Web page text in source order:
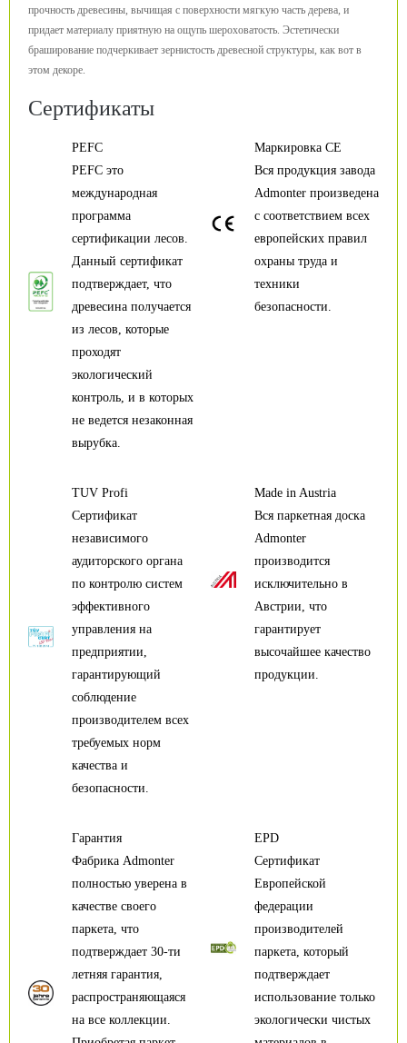
прочность древесины, вычищая с поверхности мягкую часть дерева, и
придает материалу приятную на ощупь шероховатость. Эстетически
браширование подчеркивает зернистость древесной структуры, как вот в
этом декоре.
Сертификаты
Маркировка CE
Вся продукция завода
Admonter произведена
с соответствием всех
европейских правил
охраны труда и
техники
безопасности.
PEFC
PEFC это
международная
программа
сертификации лесов.
Данный сертификат
подтверждает, что
древесина получается
из лесов, которые
проходят
экологический
контроль, и в которых
не ведется незаконная
вырубка.
TUV Profi
Сертификат
независимого
аудиторского органа
по контролю систем
эффективного
управления на
предприятии,
гарантирующий
соблюдение
производителем всех
требуемых норм
качества и
безопасности.
Made in Austria
Вся паркетная доска
Admonter
производится
исключительно в
Австрии, что
гарантирует
высочайшее качество
продукции.
EPD
Сертификат
Европейской
федерации
производителей
паркета, который
подтверждает
использование только
экологически чистых
Гарантия
Фабрика Admonter
полностью уверена в
качестве своего
паркета, что
подтверждает 30-ти
летняя гарантия,
распространяющаяся
на все коллекции.